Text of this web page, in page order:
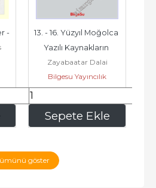
-
Sepete Ekle
13. - 16. Yüzyıl Moğolca
Yazılı Kaynakların
Fonetik ve Morfolojik
Sistemi -
Zayabaatar Dalai
Bilgesu Yayıncılık
300,00
göster